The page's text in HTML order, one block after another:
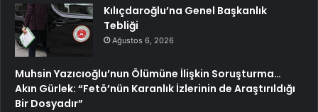
Kılıçdaroğlu’na Genel Başkanlık
Tebliği
Ağustos 6, 2026
Muhsin Yazıcıoğlu’nun Ölümüne İlişkin Soruşturma…
Akın Gürlek: “Fetö’nün Karanlık İzlerinin de Araştırıldığı
Bir Dosyadır”